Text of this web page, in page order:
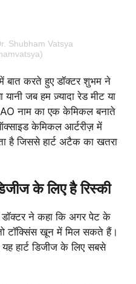
Shubham Vatsya
बात करते हुए डॉक्टर शुभम ने
जब हम ज़्यादा रेड मीट या
नाम का एक केमिकल बनाते
केमिकल आर्टरीज़ में
जिससे हार्ट अटैक का खतरा
के लिए है रिस्की
ने कहा कि अगर पेट के
टॉक्सिंस खून में मिल सकते हैं।
हार्ट डिजीज के लिए सबसे